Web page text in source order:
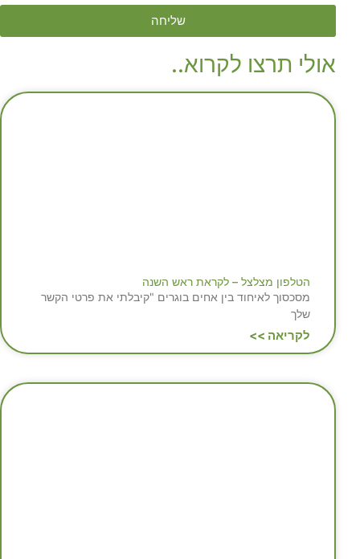
שליחה
אולי תרצו לקרוא..
הטלפון מצלצל – לקראת ראש השנה
מסכסוך לאיחוד בין אחים בוגרים "קיבלתי את פרטי הקשר
שלך
לקריאה >>